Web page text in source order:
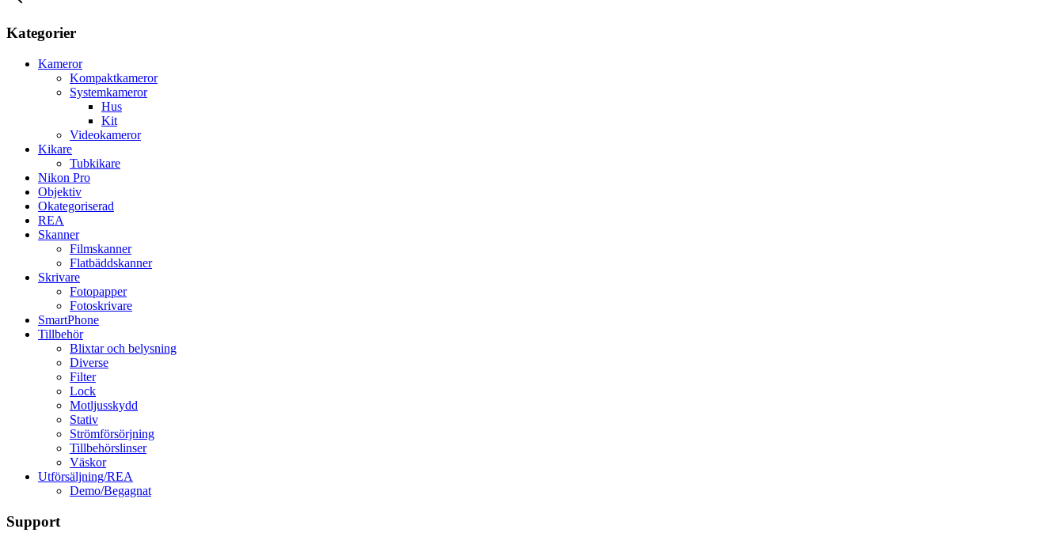
Kategorier
Kameror
Kompaktkameror
Systemkameror
Hus
Kit
Videokameror
Kikare
Tubkikare
Nikon Pro
Objektiv
Okategoriserad
REA
Skanner
Filmskanner
Flatbäddskanner
Skrivare
Fotopapper
Fotoskrivare
SmartPhone
Tillbehör
Blixtar och belysning
Diverse
Filter
Lock
Motljusskydd
Stativ
Strömförsörjning
Tillbehörslinser
Väskor
Utförsäljning/REA
Demo/Begagnat
Support